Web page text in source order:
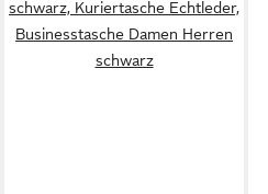
schwarz, Kuriertasche Echtleder,
Businesstasche Damen Herren
schwarz